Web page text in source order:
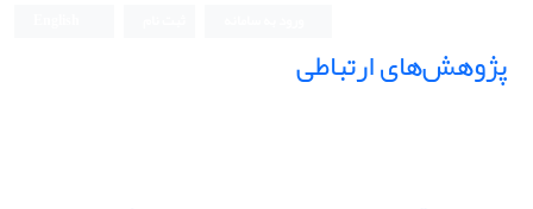
پژوهش‌های ارتباطی